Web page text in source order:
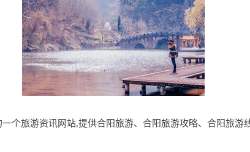
个旅游资讯网站,提供合阳旅游、合阳旅游攻略、合阳旅游